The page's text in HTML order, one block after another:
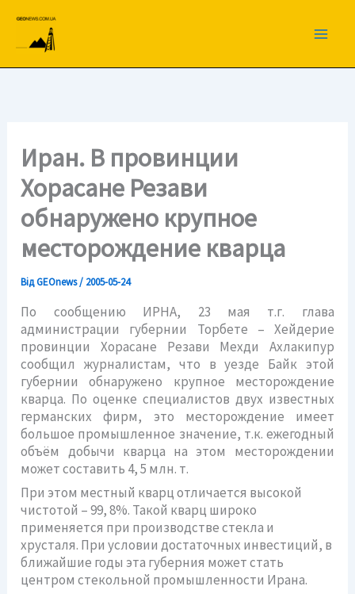
вмісту
Иран. В провинции
Хорасане Резави
обнаружено крупное
месторождение кварца
ВідGEOnews/ 2005-05-24
По сообщению ИРНА, 23 мая т.г. глава
администрации губернии Торбете – Хейдерие
провинции Хорасане Резави Мехди Ахлакипур
сообщил журналистам, что в уезде Байк этой
губернии обнаружено крупное месторождение
кварца. По оценке специалистов двух известных
германских фирм, это месторождение имеет
большое промышленное значение, т.к. ежегодный
объём добычи кварца на этом месторождении
может составить 4, 5 млн. т.
При этом местный кварц отличается высокой
чистотой – 99, 8%. Такой кварц широко
применяется при производстве стекла и
хрусталя. При условии достаточных инвестиций, в
ближайшие годы эта губерния может стать
центром стекольной промышленности Ирана.